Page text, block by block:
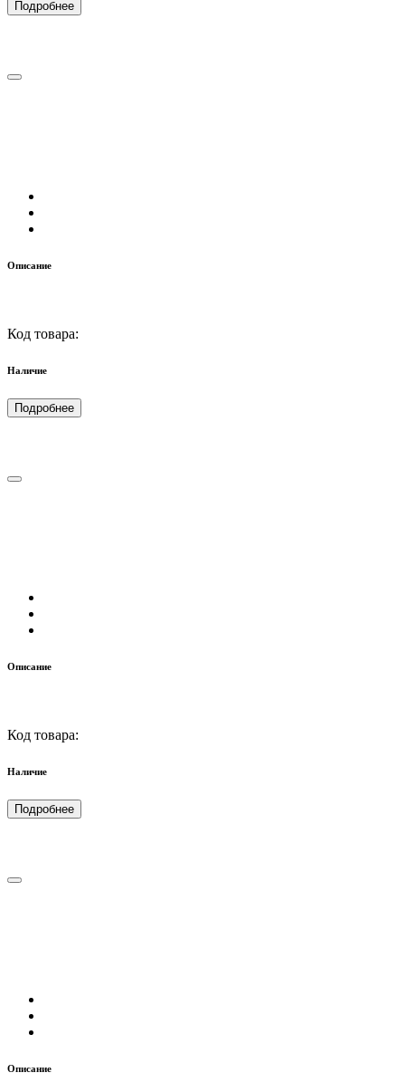
Подробнее
Описание
Код товара:
Наличие
Подробнее
Описание
Код товара:
Наличие
Подробнее
Описание